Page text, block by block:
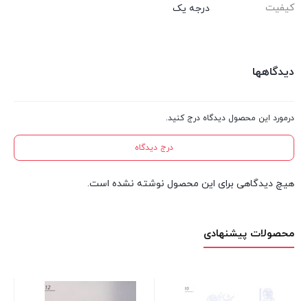
کیفیت درجه یک
دیدگاهها
درمورد این محصول دیدگاه درج کنید.
درج دیدگاه
هیچ دیدگاهی برای این محصول نوشته نشده است.
محصولات پیشنهادی